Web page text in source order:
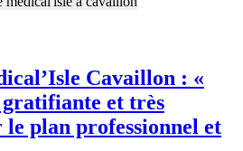
Cavaillon : «
et très
le plan professionnel et